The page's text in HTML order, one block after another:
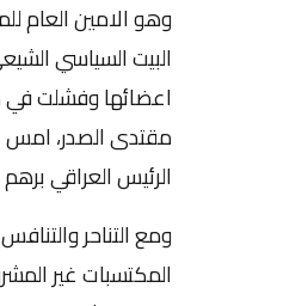
البيت السياسي
اعضائها وفشلت في
مقتدى الصدر، امس
الرئيس العراقي
ومع التناحر
المكتسبات غير